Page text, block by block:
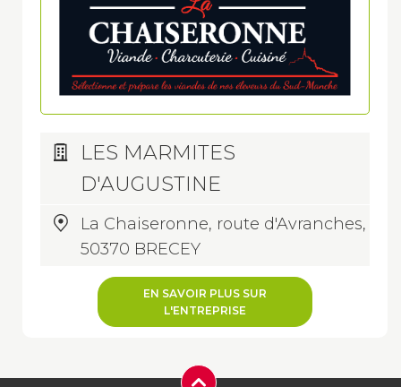
LES MARMITES
D'AUGUSTINE
La Chaiseronne, route d'Avranches,
50370 BRECEY
EN SAVOIR PLUS SUR
L'ENTREPRISE